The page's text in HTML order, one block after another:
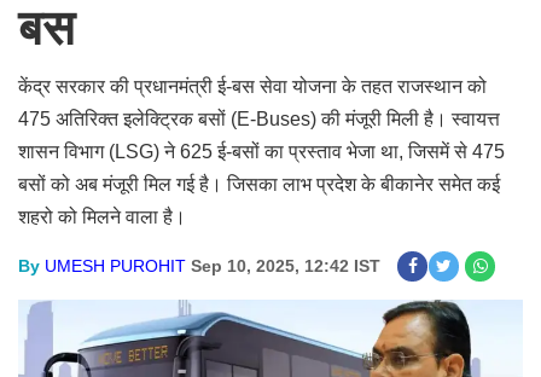
बस
केंद्र सरकार की प्रधानमंत्री ई-बस सेवा योजना के तहत राजस्थान को
475 अतिरिक्त इलेक्ट्रिक बसों (E-Buses) की मंजूरी मिली है। स्वायत्त
शासन विभाग (LSG) ने 625 ई-बसों का प्रस्ताव भेजा था, जिसमें से 475
बसों को अब मंजूरी मिल गई है। जिसका लाभ प्रदेश के बीकानेर समेत कई
शहरो को मिलने वाला है।
By UMESH PUROHIT Sep 10, 2025, 12:42 IST